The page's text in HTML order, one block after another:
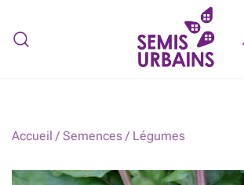
content
Accueil / Semences/ Légumes